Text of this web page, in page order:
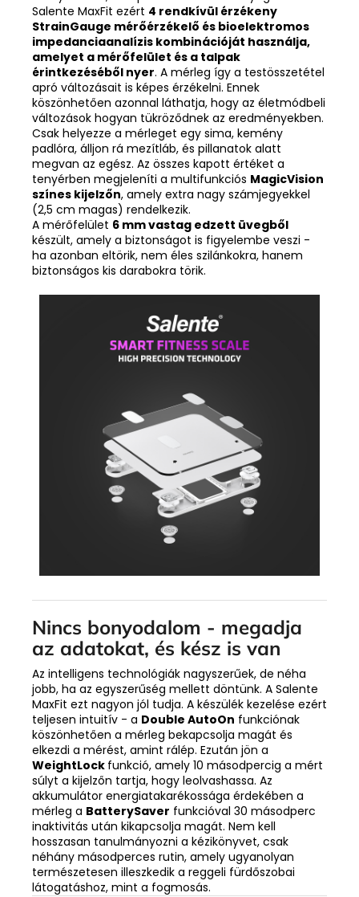
Salente MaxFit ezért 4 rendkívül érzékeny
StrainGauge mérőérzékelő és bioelektromos
impedanciaanalízis kombinációját használja,
amelyet a mérőfelület és a talpak
érintkezéséből nyer. A mérleg így a testösszetétel
apró változásait is képes érzékelni. Ennek
köszönhetően azonnal láthatja, hogy az életmódbeli
változások hogyan tükröződnek az eredményekben.
Csak helyezze a mérleget egy sima, kemény
padlóra, álljon rá mezítláb, és pillanatok alatt
megvan az egész. Az összes kapott értéket a
tenyérben megjeleníti a multifunkciós MagicVision
színes kijelzőn, amely extra nagy számjegyekkel
(2,5 cm magas) rendelkezik.
A mérőfelület 6 mm vastag edzett üvegből
készült, amely a biztonságot is figyelembe veszi -
ha azonban eltörik, nem éles szilánkokra, hanem
biztonságos kis darabokra törik.
Nincs bonyodalom - megadja
az adatokat, és kész is van
Az intelligens technológiák nagyszerűek, de néha
jobb, ha az egyszerűség mellett döntünk. A Salente
MaxFit ezt nagyon jól tudja. A készülék kezelése ezért
teljesen intuitív - a Double AutoOn funkciónak
köszönhetően a mérleg bekapcsolja magát és
elkezdi a mérést, amint rálép. Ezután jön a
WeightLock funkció, amely 10 másodpercig a mért
súlyt a kijelzőn tartja, hogy leolvashassa. Az
akkumulátor energiatakarékossága érdekében a
mérleg a BatterySaver funkcióval 30 másodperc
inaktivitás után kikapcsolja magát. Nem kell
hosszasan tanulmányozni a kézikönyvet, csak
néhány másodperces rutin, amely ugyanolyan
természetesen illeszkedik a reggeli fürdőszobai
látogatáshoz, mint a fogmosás.